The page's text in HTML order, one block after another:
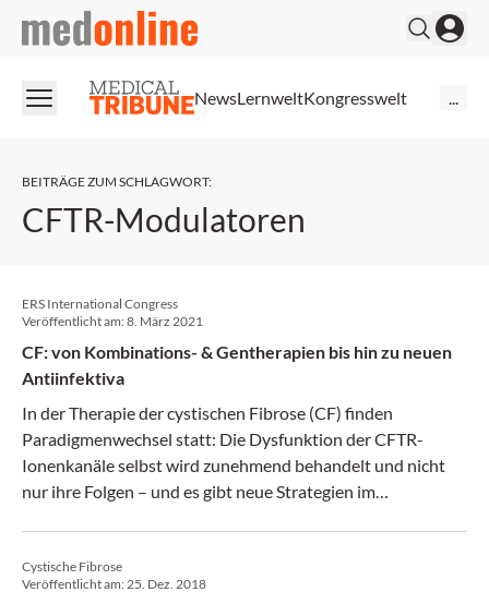
medonline
NewsLernweltKongresswelt
BEITRÄGE ZUM SCHLAGWORT:
CFTR-Modulatoren
ERS International Congress
Veröffentlicht am:8. März 2021
CF: von Kombinations- & Gentherapien bis hin zu neuen
Antiinfektiva
In der Therapie der cystischen Fibrose (CF) finden
Paradigmenwechsel statt: Die Dysfunktion der CFTR-
Ionenkanäle selbst wird zunehmend behandelt und nicht
nur ihre Folgen – und es gibt neue Strategien im
Cystische Fibrose
Veröffentlicht am:25. Dez. 2018